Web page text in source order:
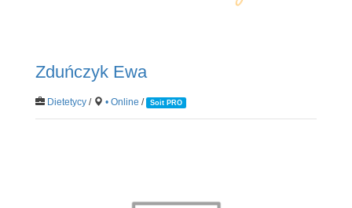
Zduńczyk Ewa
Dietetycy/ • Online / Soit PRO